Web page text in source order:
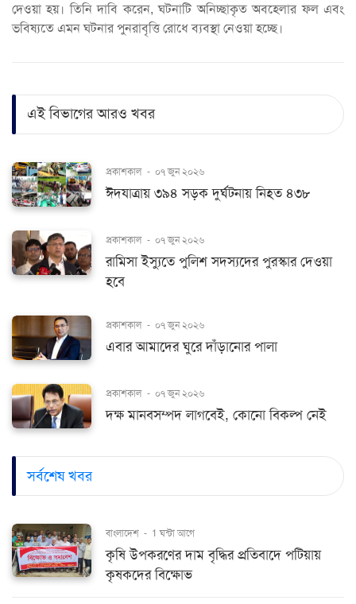
দেওয়া হয়। তিনি দাবি করেন, ঘটনাটি অনিচ্ছাকৃত অবহেলার ফল এবং
ভবিষ্যতে এমন ঘটনার পুনরাবৃত্তি রোধে ব্যবস্থা নেওয়া হচ্ছে।
এই বিভাগের আরও খবর
প্রকাশকাল - ০৭ জুন ২০২৬
ঈদযাত্রায় ৩৯৪ সড়ক দুর্ঘটনায় নিহত ৪৩৮
প্রকাশকাল - ০৭ জুন ২০২৬
রামিসা ইস্যুতে পুলিশ সদস্যদের পুরস্কার দেওয়া
হবে
প্রকাশকাল - ০৭ জুন ২০২৬
এবার আমাদের ঘুরে দাঁড়ানোর পালা
প্রকাশকাল - ০৭ জুন ২০২৬
দক্ষ মানবসম্পদ লাগবেই, কোনো বিকল্প নেই
সর্বশেষ খবর
বাংলাদেশ - 1 ঘন্টা আগে
কৃষি উপকরণের দাম বৃদ্ধির প্রতিবাদে পটিয়ায়
কৃষকদের বিক্ষোভ